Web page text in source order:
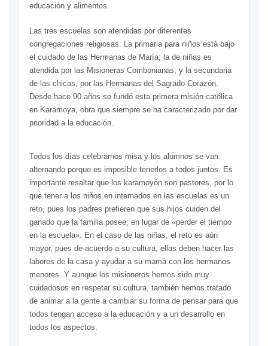
educación y alimentos.
Las tres escuelas son atendidas por diferentes
congregaciones religiosas. La primaria para niños está bajo
el cuidado de las Hermanas de María; la de niñas es
atendida por las Misioneras Combonianas; y la secundaria
de las chicas, por las Hermanas del Sagrado Corazón.
Desde hace 90 años se fundó esta primera misión católica
en Karamoya, obra que siempre se ha caracterizado por dar
prioridad a la educación.
Todos los días celebramos misa y los alumnos se van
alternando porque es imposible tenerlos a todos juntos. Es
importante resaltar que los karamoyón son pastores, por lo
que tener a los niños en internados en las escuelas es un
reto, pues los padres prefieren que sus hijos cuiden del
ganado que la familia posee, en lugar de «perder el tiempo
en la escuela». En el caso de las niñas, el reto es aún
mayor, pues de acuerdo a su cultura, ellas deben hacer las
labores de la casa y ayudar a su mamá con los hermanos
menores. Y aunque los misioneros hemos sido muy
cuidadosos en respetar su cultura, también hemos tratado
de animar a la gente a cambiar su forma de pensar para que
todos tengan acceso a la educación y a un desarrollo en
todos los aspectos.